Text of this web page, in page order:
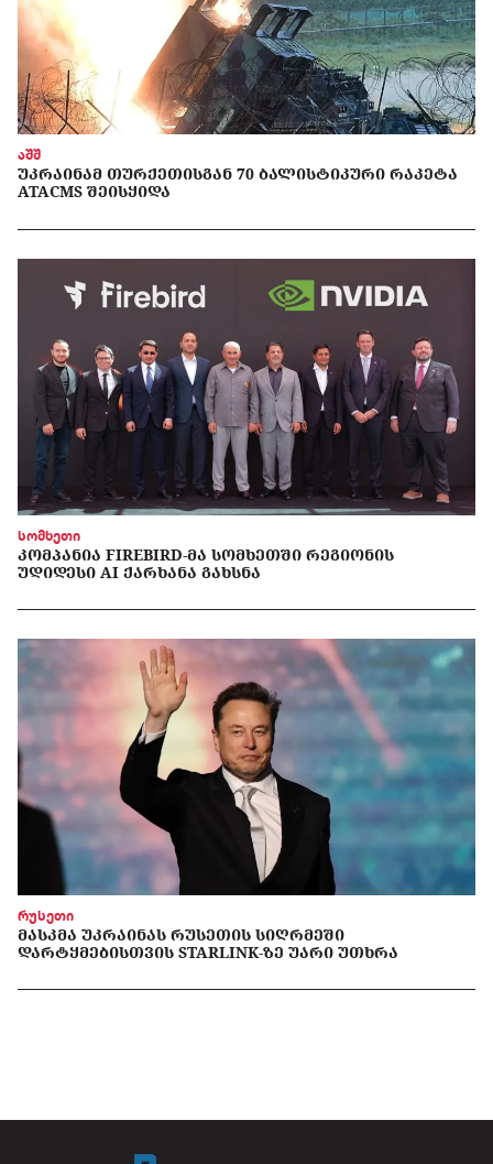
აშშ
ᲣᲙᲠᲐᲘᲜᲐᲛ ᲗᲣᲠᲥᲔᲗᲘᲡᲒᲐᲜ 70 ᲑᲐᲚᲘᲡᲢᲘᲙᲣᲠᲘ ᲠᲐᲙᲔᲢᲐ
ATACMS ᲨᲔᲘᲡᲧᲘᲓᲐ
სომხეთი
ᲙᲝᲛᲞᲐᲜᲘᲐ FIREBIRD-ᲛᲐ ᲡᲝᲛᲮᲔᲗᲨᲘ ᲠᲔᲒᲘᲝᲜᲘᲡ
ᲣᲓᲘᲓᲔᲡᲘ AI ᲥᲐᲠᲮᲐᲜᲐ ᲒᲐᲮᲡᲜᲐ
რუსეთი
ᲛᲐᲡᲙᲛᲐ ᲣᲙᲠᲐᲘᲜᲐᲡ ᲠᲣᲡᲔᲗᲘᲡ ᲡᲘᲦᲠᲛᲔᲨᲘ
ᲓᲐᲠᲢᲧᲛᲔᲑᲘᲡᲗᲕᲘᲡ STARLINK-ᲖᲔ ᲣᲐᲠᲘ ᲣᲗᲮᲠᲐ